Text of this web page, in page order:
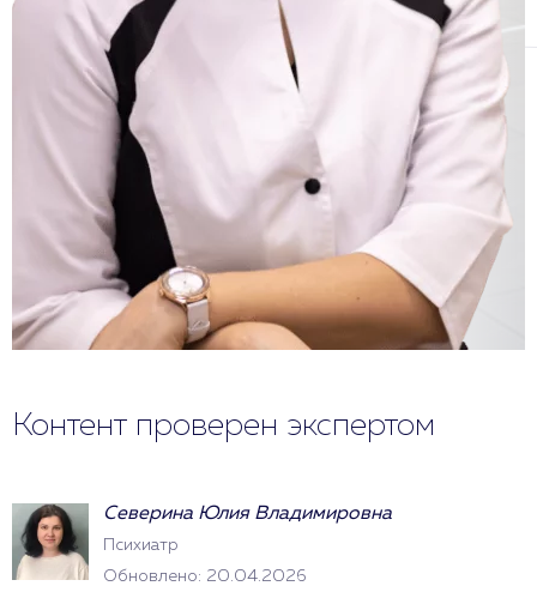
Контент проверен экспертом
Северина Юлия Владимировна
Психиатр
Обновлено: 20.04.2026